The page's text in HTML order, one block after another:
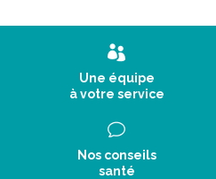
Une équipe
à votre service
Nos conseils
santé